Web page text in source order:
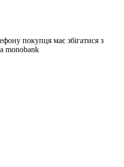
покупця має збігатися з
monobank